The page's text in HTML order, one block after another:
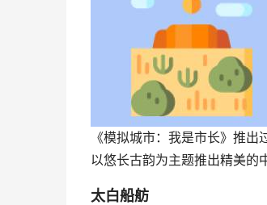
《模拟城市：我是市长》推
以悠长古韵为主题推出精美的
太白船舫